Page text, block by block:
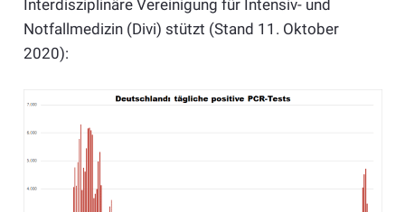
Interdisziplinäre Vereinigung für Intensiv- und
Notfallmedizin (Divi) stützt (Stand 11. Oktober
2020):